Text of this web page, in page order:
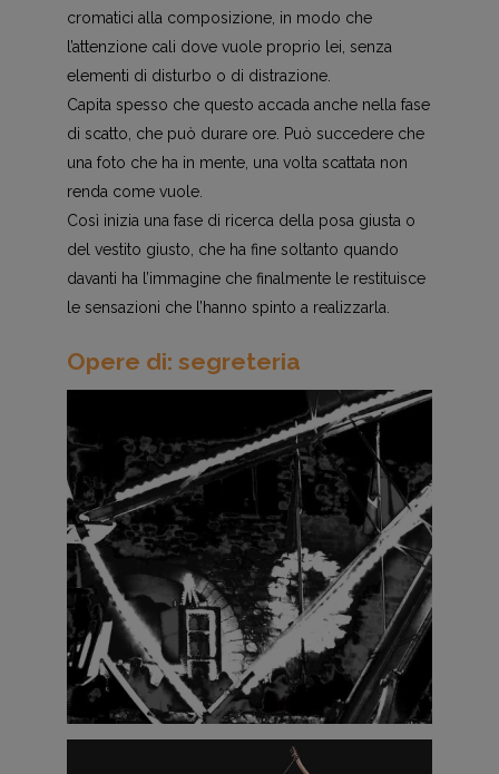
cromatici alla composizione, in modo che
l’attenzione cali dove vuole proprio lei, senza
elementi di disturbo o di distrazione.
Capita spesso che questo accada anche nella fase
di scatto, che può durare ore. Può succedere che
una foto che ha in mente, una volta scattata non
renda come vuole.
Così inizia una fase di ricerca della posa giusta o
del vestito giusto, che ha fine soltanto quando
davanti ha l’immagine che finalmente le restituisce
le sensazioni che l’hanno spinto a realizzarla.
Opere di: segreteria